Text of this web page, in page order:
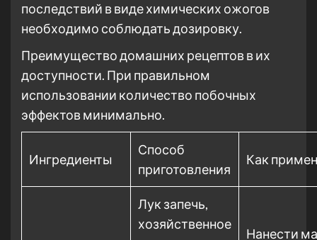
последствий в виде химических ожогов
необходимо соблюдать дозировку.
Преимущество домашних рецептов в их
доступности. При правильном
использовании количество побочных
эффектов минимально.
Ингредиенты
Способ
приготовления
Как
Лук запечь,
хозяйственное
Нанести